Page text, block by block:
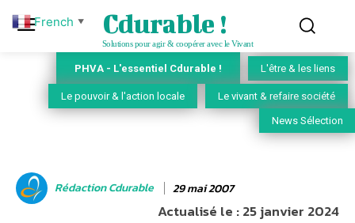
Cdurable !
Solutions pour agir & coopérer avec le Vivant
PHVA - L'essentiel Cdurable ! L'être & les liens
Le pouvoir & l'action locale Le vivant & refaire société
News Sélection
Rédaction Cdurable 29 mai 2007
Actualisé le :25 janvier 2024
French ▼